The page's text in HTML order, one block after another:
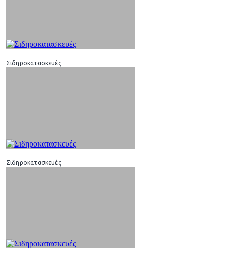
Σιδηροκατασκευές
Σιδηροκατασκευές